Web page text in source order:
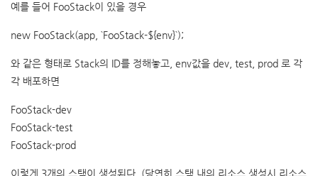
예를 들어 FooStack이 있을 경우
new FooStack(app, `FooStack-${env}`);
와 같은 형태로 Stack의 ID를 정해놓고, env값을 dev, test, prod 로 각
각 배포하면
FooStack-dev
FooStack-test
FooStack-prod
이렇게 3개의 스택이 생성된다. (당연히 스택 내의 리소스 생성시 리소스